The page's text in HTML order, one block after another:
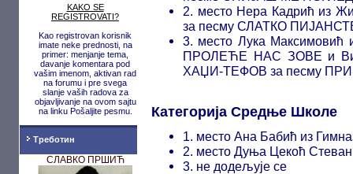
KAKO SE
REGISTROVATI?
Kao registrovan korisnik
imate neke prednosti, na
primer: menjanje tema,
davanje komentara pod
vašim imenom, aktivan rad
na forumu i pre svega
slanje vaših radova za
objavljivanje na ovom sajtu
na linku Pošaljite pesmu.
Треботин
СЛАВКО ПРШИЋ
2. место Нера Кадрић из
за песму СЛАТКО
3. место Лука
ПРOЛEЋЕ НАС ЗОВЕ и
ХАЏИ-ТЕФОВ за песму
Категорија Средње Шкoлe
1. место Ана Бабић из
2. место Дуња Цекоћ
3. не додељује се